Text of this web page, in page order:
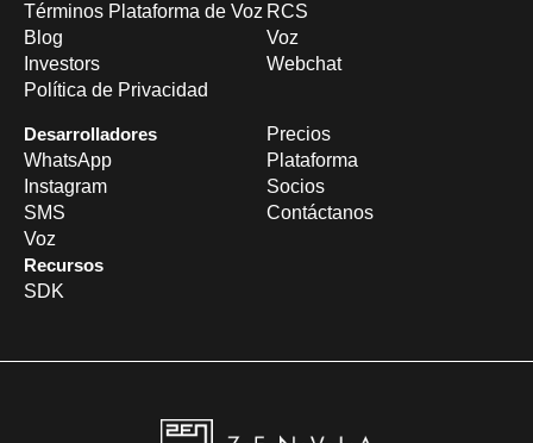
Términos Plataforma de Voz
Blog
Investors
Política de Privacidad
RCS
Voz
Webchat
Desarrolladores
WhatsApp
Instagram
SMS
Voz
Recursos
SDK
Precios
Plataforma
Socios
Contáctanos